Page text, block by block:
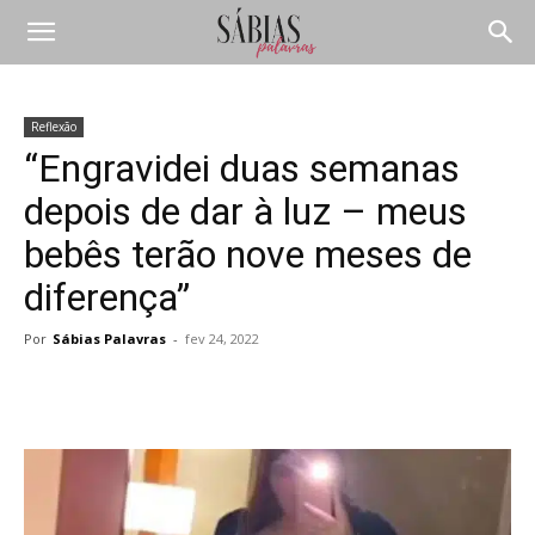
Reflexão
“Engravidei duas semanas
depois de dar à luz – meus
bebês terão nove meses de
diferença”
Por Sábias Palavras - fev 24, 2022